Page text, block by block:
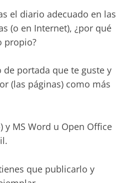
el diario adecuado en las
(o en Internet), ¿por qué
propio?
de portada que te guste y
(las páginas) como más
y MS Word u Open Office
que publicarlo y